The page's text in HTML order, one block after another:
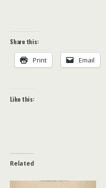
Share this:
Print Email
Like this:
Related